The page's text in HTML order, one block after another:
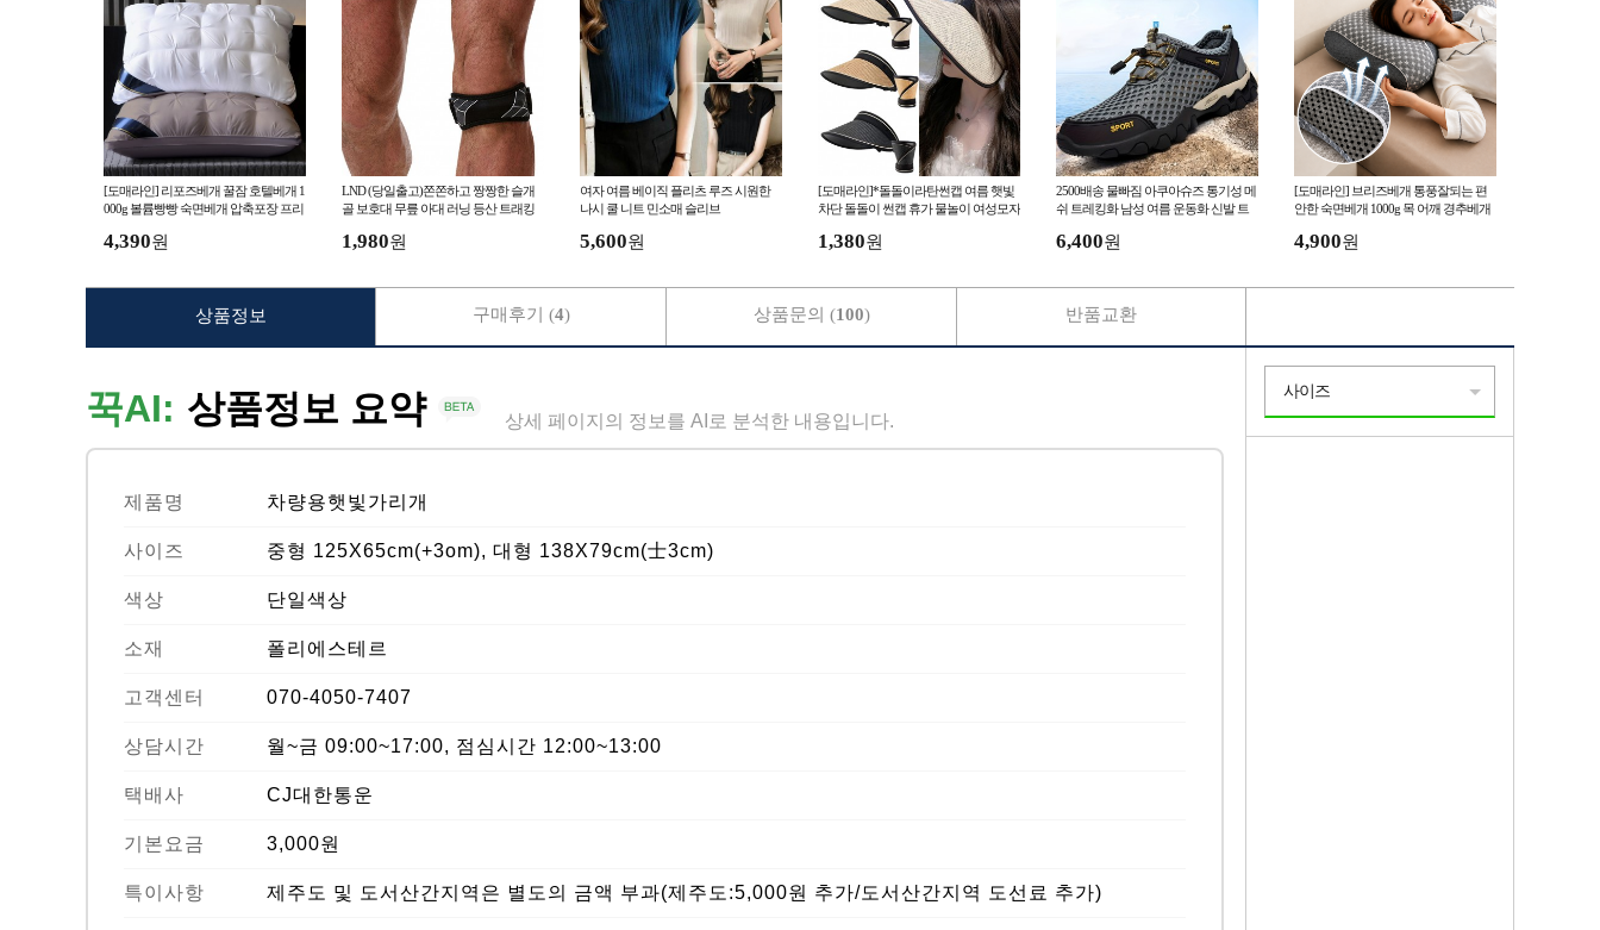
[도매라인] 리포즈베개 꿀잠 호텔베개 1
000g 볼륨빵빵 숙면베개 압축포장 프리
4,390원
LND (당일출고)쫀쫀하고 짱짱한 슬개
골 보호대 무릎 아대 러닝 등산 트래킹
1,980원
여자 여름 베이직 플리츠 루즈 시원한
나시 쿨 니트 민소매 슬리브
5,600원
[도매라인]*돌돌이라탄썬캡 여름 햇빛
차단 돌돌이 썬캡 휴가 물놀이 여성모자
1,380원
2500배송 물빠짐 아쿠아슈즈 통기성 메
쉬 트레킹화 남성 여름 운동화 신발 트
6,400원
[도매라인] 브리즈베개 통풍잘되는 편
안한 숙면베개 1000g 목 어깨 경추베개
4,900원
꾹AI: 상품정보 요약 상세 페이지의 정보를 AI로 분석한 내용입니다.
제품명 차량용햇빛가리개
사이즈 중형 125X65cm(+3om), 대형 138X79cm(士3cm)
색상 단일색상
소재 폴리에스테르
고객센터 070-4050-7407
상담시간 월~금 09:00~17:00, 점심시간 12:00~13:00
택배사 CJ대한통운
기본요금 3,000원
특이사항 제주도 및 도서산간지역은 별도의 금액 부과(제주도:5,000원 추가/도서산간지역 도선료 추가)
상품정보 구매후기 (4) 상품문의 (100) 반품교환
사이즈